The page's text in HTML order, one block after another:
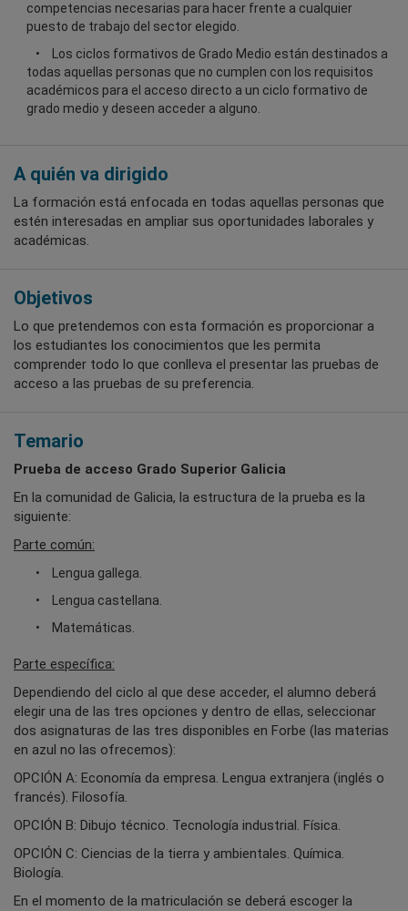
competencias necesarias para hacer frente a cualquier
puesto de trabajo del sector elegido.
Los ciclos formativos de Grado Medio están destinados a
todas aquellas personas que no cumplen con los requisitos
académicos para el acceso directo a un ciclo formativo de
grado medio y deseen acceder a alguno.
A quién va dirigido
La formación está enfocada en todas aquellas personas que
estén interesadas en ampliar sus oportunidades laborales y
académicas.
Objetivos
Lo que pretendemos con esta formación es proporcionar a
los estudiantes los conocimientos que les permita
comprender todo lo que conlleva el presentar las pruebas de
acceso a las pruebas de su preferencia.
Temario
Prueba de acceso Grado Superior Galicia
En la comunidad de Galicia, la estructura de la prueba es la
siguiente:
Parte común:
Lengua gallega.
Lengua castellana.
Matemáticas.
Parte específica:
Dependiendo del ciclo al que dese acceder, el alumno deberá
elegir una de las tres opciones y dentro de ellas, seleccionar
dos asignaturas de las tres disponibles en Forbe (las materias
en azul no las ofrecemos):
OPCIÓN A: Economía da empresa. Lengua extranjera (inglés o
francés). Filosofía.
OPCIÓN B: Dibujo técnico. Tecnología industrial. Física.
OPCIÓN C: Ciencias de la tierra y ambientales. Química.
Biología.
En el momento de la matriculación se deberá escoger la